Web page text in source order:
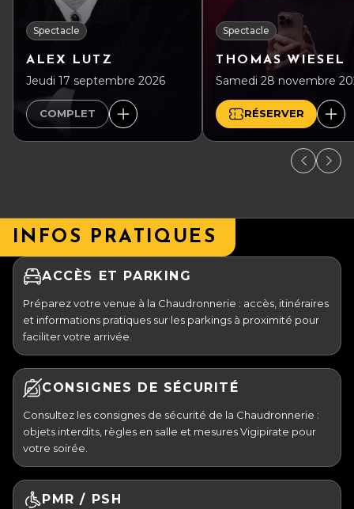
Spectacle
ALEX LUTZ
Jeudi 17 septembre 2026
COMPLET
Spectacle
THOMAS WIESEL
Samedi 28 novembre
RÉSERVER
INFOS PRATIQUES
ACCÈS ET PARKING
Préparez votre venue à la Chaudronnerie : accès, itinéraires
et informations pratiques sur les parkings à proximité pour
faciliter votre arrivée.
CONSIGNES DE SÉCURITÉ
Consultez les consignes de sécurité de la Chaudronnerie :
objets interdits, règles en salle et mesures Vigipirate pour
votre soirée.
PMR / PSH